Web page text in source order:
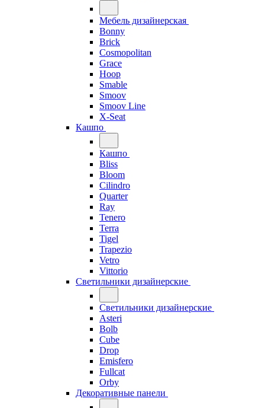
Мебель дизайнерская
Bonny
Brick
Cosmopolitan
Grace
Hoop
Smable
Smoov
Smoov Line
X-Seat
Кашпо
Кашпо
Bliss
Bloom
Cilindro
Quarter
Ray
Tenero
Terra
Tigel
Trapezio
Vetro
Vittorio
Светильники дизайнерские
Светильники дизайнерские
Asteri
Bolb
Cube
Drop
Emisfero
Fullcat
Orby
Декоративные панели